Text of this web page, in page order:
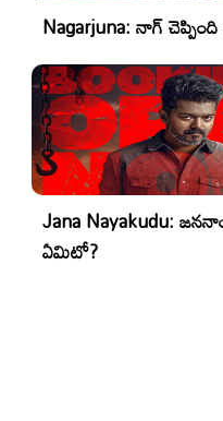
Nagarjuna: నాగ్
Jana Nayakudu:
ఏమిటో?